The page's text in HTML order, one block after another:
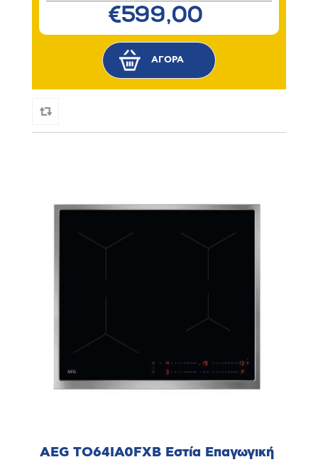
€599,00
AEG TO64IA0FXB Εστία Επαγωγική